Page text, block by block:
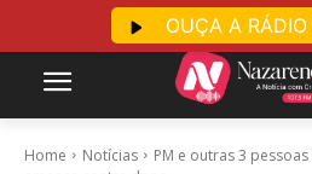
Home Notícias
PM e outras 3
OUÇA A